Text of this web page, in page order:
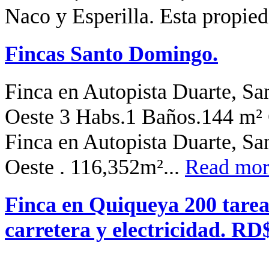
Naco y Esperilla. Esta
Fincas Santo Domingo.
Finca en Autopista Duarte,
Oeste 3 Habs.1 Baños.144
Finca en Autopista Duarte,
Oeste . 116,352m²... Read
Finca en Quiqueya 200
carretera y electricidad.